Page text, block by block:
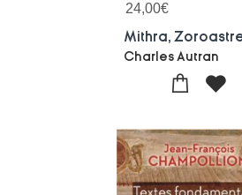
24,00€
Charles Autran